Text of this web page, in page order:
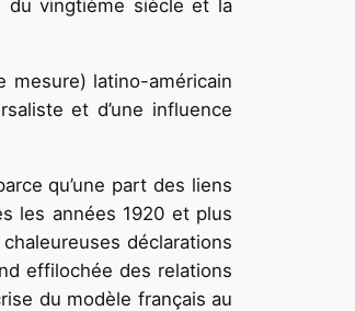
du vingtième siècle et la
mesure) latino-américain
et d’une influence
qu’une part des liens
les années 1920 et plus
déclarations
effilochée des relations
du modèle français au